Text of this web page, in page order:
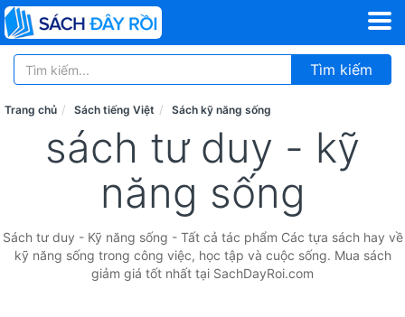
Tìm kiếm
Trang chủ Sách tiếng Việt Sách kỹ năng sống
sách tư duy - kỹ
năng sống
Sách tư duy - Kỹ năng sống - Tất cả tác phẩm Các tựa sách hay về
kỹ năng sống trong công việc, học tập và cuộc sống. Mua sách
giảm giá tốt nhất tại SachDayRoi.com